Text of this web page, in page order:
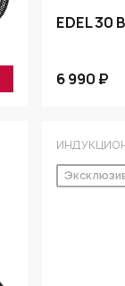
EDEL 30
6 990 ₽